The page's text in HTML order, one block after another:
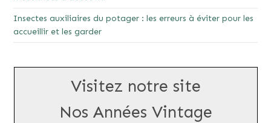
Insectes auxiliaires du potager : les erreurs à éviter pour les
accueillir et les garder
Visitez notre site
Nos Années Vintage